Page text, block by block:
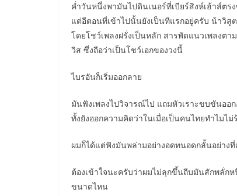
ค่ำวันหนึ่งพามันไปดินเนอร์ที่เบียร์สิงห์เฮ้าส์ต
แต่อีตอนที่เข้าไปนั้นยังเป็นทีแรกอยู่ครับ น้าวิ
โดยโชว์เพลงฝรั่งเป็นหลัก สารพัดแนวเพลงต
วิส ซึ่งถือว่าเป็นโชว์เอกของวงนี้
ไบรอันก็เริ่มออกลาย
มันฟังเพลงไปวิจารณ์ไป แถมหัวเราะขบขันออ
ทั้งยังออกความคิดว่าในเมื่อเป็นคนไทยทำไมไ
ผมก็ได้แต่ฟังมันพล่ามอย่างอดทนอดกลั้นอย่าง
ต้องเข้าใจนะครับว่าผมไม่ลุกขึ้นถีบมันสักพลั่ก
ขนาดไหน